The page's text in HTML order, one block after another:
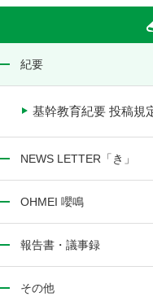
紀要
基幹教育紀要 投稿規
NEWS LETTER「き」
OHMEI 嚶鳴
報告書・議事録
その他